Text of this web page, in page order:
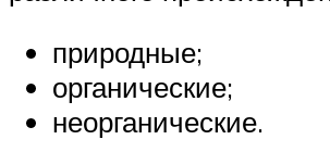
природные;
органические;
неорганические.